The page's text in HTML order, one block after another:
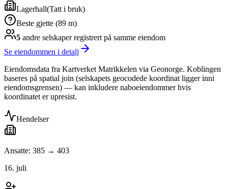
Lagerhall(Tatt i bruk)
Beste gjette (89 m)
5 andre selskaperregistrert på samme eiendom
Se eiendommen i detalj
Eiendomsdata fra Kartverket Matrikkelen via Geonorge. Koblingen
baseres på spatial join (selskapets geocodede koordinat ligger inni
eiendomsgrensen) — kan inkludere naboeiendommer hvis
koordinatet er upresist.
Hendelser
Ansatte: 385 → 403
16. juli